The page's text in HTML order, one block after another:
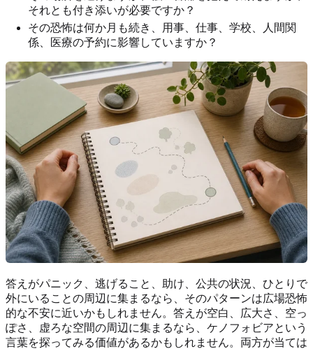
それとも付き添いが必要ですか？
その恐怖は何か月も続き、用事、仕事、学校、人間関
係、医療の予約に影響していますか？
答えがパニック、逃げること、助け、公共の状況、ひとりで
外にいることの周辺に集まるなら、そのパターンは広場恐怖
的な不安に近いかもしれません。答えが空白、広大さ、空っ
ぽさ、虚ろな空間の周辺に集まるなら、ケノフォビアという
言葉を探ってみる価値があるかもしれません。両方が当ては